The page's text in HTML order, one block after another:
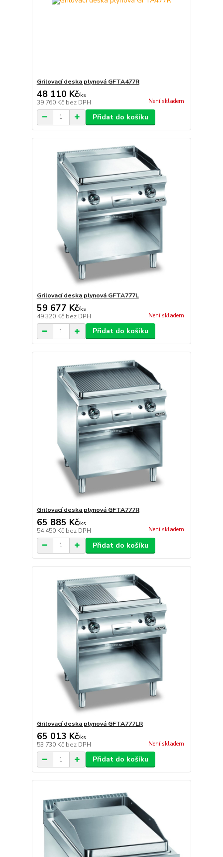
Grilovací deska plynová GFTA477R
48 110 Kč/ks
39 760 Kč bez DPH Není skladem
Přidat do košíku
Grilovací deska plynová GFTA777L
59 677 Kč/ks
49 320 Kč bez DPH Není skladem
Přidat do košíku
Grilovací deska plynová GFTA777R
65 885 Kč/ks
54 450 Kč bez DPH Není skladem
Přidat do košíku
Grilovací deska plynová GFTA777LR
65 013 Kč/ks
53 730 Kč bez DPH Není skladem
Přidat do košíku